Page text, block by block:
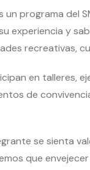
un programa del
experiencia y
recreativas,
en talleres,
de
se sienta
que